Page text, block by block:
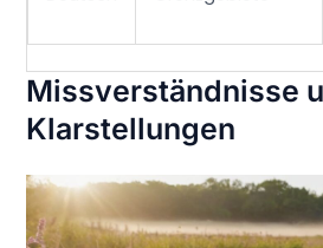
Missverständnisse
Klarstellungen